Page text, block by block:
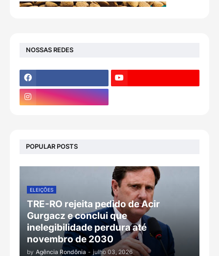
NOSSAS REDES
POPULAR POSTS
ELEIÇÕES
TRE-RO rejeita pedido de Acir
Gurgacz e conclui que
inelegibilidade perdura até
novembro de 2030
by Agência Rondônia - julho 03, 2026